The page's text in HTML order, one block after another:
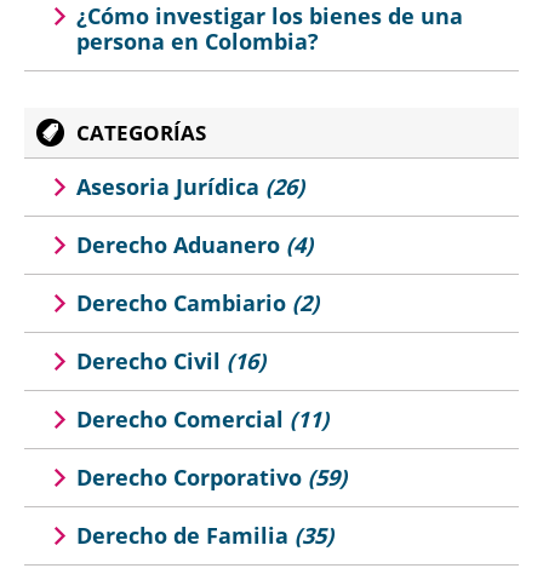
¿Cómo investigar los bienes de una
persona en Colombia?
CATEGORÍAS
Asesoria Jurídica (26)
Derecho Aduanero (4)
Derecho Cambiario (2)
Derecho Civil (16)
Derecho Comercial (11)
Derecho Corporativo (59)
Derecho de Familia (35)